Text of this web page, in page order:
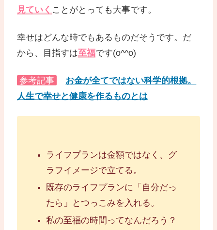
見ていく ことがとっても大事です。
幸せはどんな時でもあるものだそうです。だ
から、目指すは至福です(o^^o)
参考記事
お金が全てではない科学的根拠。
人生で幸せと健康を作るものとは
ライフプランは金額ではなく、グ
ラフイメージで立てる。
既存のライフプランに「自分だっ
たら」とつっこみを入れる。
私の至福の時間ってなんだろう？